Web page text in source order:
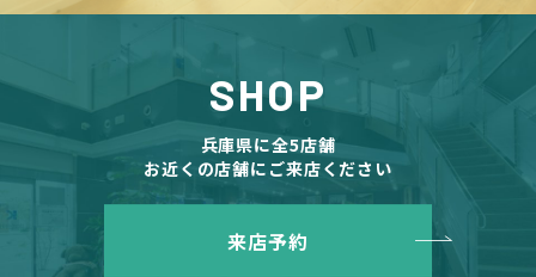
SHOP
兵庫県に全5店舗
お近くの店舗にご来店ください
来店予約